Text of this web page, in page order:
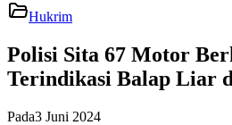
Hukrim
Polisi Sita 67 Motor
Terindikasi Balap Liar
Pada3 Juni 2024